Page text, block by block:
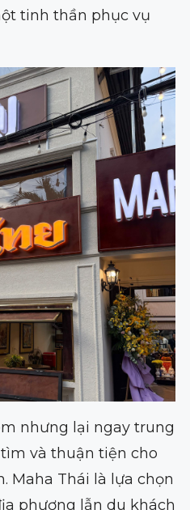
tinh thần phục vụ
nhưng lại ngay trung
và thuận tiện cho
Maha Thái là lựa chọn
phương lẫn du khách